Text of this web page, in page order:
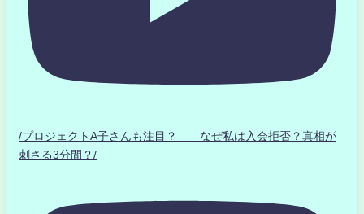
/プロジェクトA子さんも注目？ なぜ私は入会拒否？真相が
刺さる3分間？/